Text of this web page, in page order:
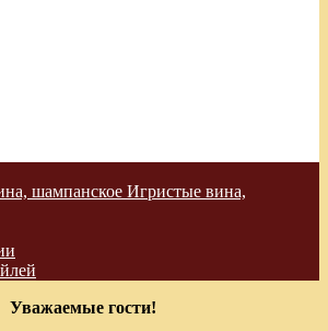
Игристые вина,
Уважаемые гости!